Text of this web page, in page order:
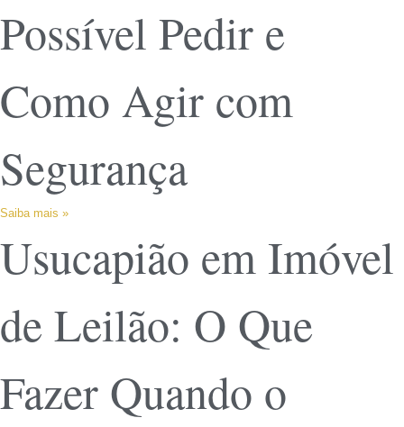
Possível Pedir e
Como Agir com
Segurança
Saiba mais »
Usucapião em Imóvel
de Leilão: O Que
Fazer Quando o